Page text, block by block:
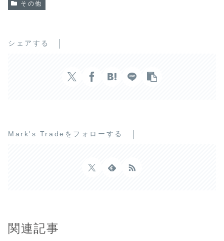
その他
シェアする
Mark's Tradeをフォローする
関連記事